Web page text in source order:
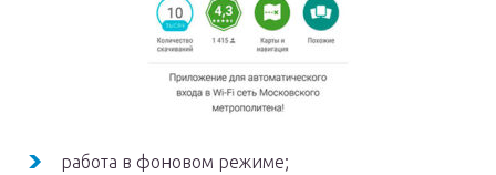
работа в фоновом режиме;